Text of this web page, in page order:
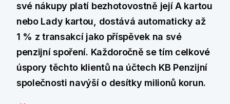
své nákupy platí bezhotovostně její A kartou
nebo Lady kartou, dostává automaticky až
1 % z transakcí jako příspěvek na své
penzijní spoření. Každoročně se tím celkové
úspory těchto klientů na účtech KB Penzijní
společnosti navýší o desítky milionů korun.